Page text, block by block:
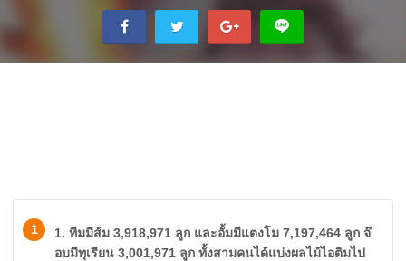
1
1. ทีมมีส้ม 3,918,971 ลูก และอั้มมีแตงโม 7,197,464 ลูก จ๊
อบมีทุเรียน 3,001,971 ลูก ทั้งสามคนได้แบ่งผลไม้ไอติมไป